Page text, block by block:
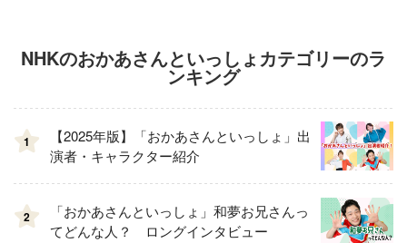
NHKのおかあさんといっしょカテゴリーのラ
ンキング
1
【2025年版】「おかあさんといっしょ」出
演者・キャラクター紹介
2
「おかあさんといっしょ」和夢お兄さんっ
てどんな人？ ロングインタビュー